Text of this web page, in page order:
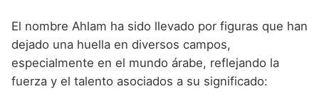
El nombre Ahlam ha sido llevado por figuras que han
dejado una huella en diversos campos,
especialmente en el mundo árabe, reflejando la
fuerza y el talento asociados a su significado: